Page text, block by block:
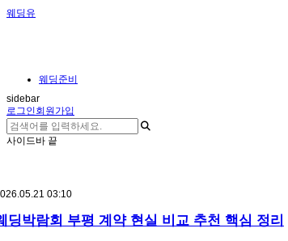
웨딩유
웨딩준비
sidebar
로그인회원가입
사이드바 끝
03:10
딩박람회 부평 계약 현실 비교 추천 핵심 정리